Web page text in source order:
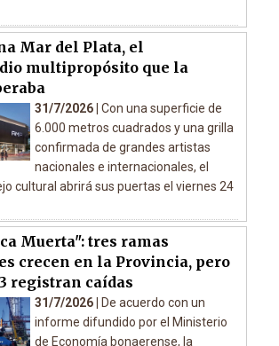
Mar del Plata, el
multipropósito que la
31/7/2026 | Con una superficie de
6.000 metros cuadrados y una grilla
confirmada de grandes artistas
nacionales e internacionales, el
cultural abrirá sus puertas el viernes 24
Muerta": tres ramas
crecen en la Provincia, pero
registran caídas
31/7/2026 |
De acuerdo con un
informe difundido por el Ministerio
de Economía bonaerense, la